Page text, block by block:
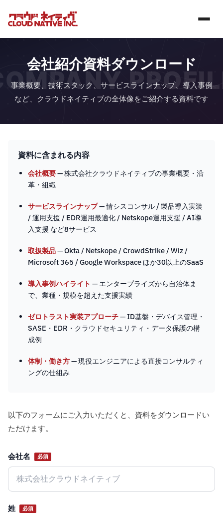
会社紹介資料ダウンロード
事業概要、技術スタック、サービスラインナップ、導入事例
など、クラウドネイティブの全体像をご紹介する資料です
資料に含まれる内容
会社概要— 株式会社クラウドネイティブの事業概要・沿
革・組織
サービスラインナップ— 情シスコンサル / 製品導入実装
/ 運用支援 / EDR運用最適化 / Netskope運用支援 / AI導
入支援 など8サービス
取扱製品— Okta / Netskope / CrowdStrike / Wiz /
Microsoft 365 / Google Workspace ほか30以上のSaaS
導入事例ハイライト — エンタープライズから自治体ま
で、業種・規模を超えた支援実績
ゼロトラスト実装アプローチ— ID基盤・デバイス管理・
SASE・EDR・クラウドセキュリティ・データ保護の構
成例
体制・働き方— 現役エンジニアによる直接コンサルティ
ングの仕組み
以下のフォームにご入力いただくと、資料をダウンロードい
ただけます。
Website
会社名 必須
姓 必須